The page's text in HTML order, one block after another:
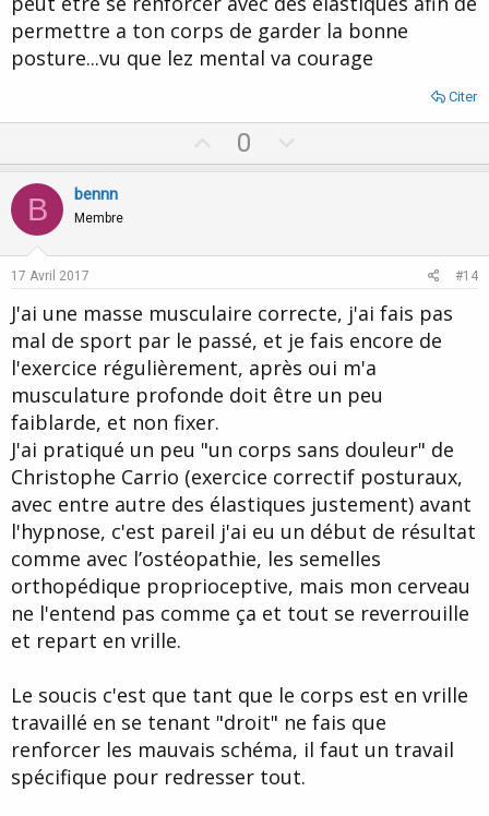
permettre a ton corps de garder la bonne
posture...vu que lez mental va courage
Citer
p
0
o
e
B bennn
Membre
17 Avril 2017 #14
J'ai une masse musculaire correcte, j'ai fais pas
mal de sport par le passé, et je fais encore de
l'exercice régulièrement, après oui m'a
musculature profonde doit être un peu
faiblarde, et non fixer.
J'ai pratiqué un peu "un corps sans douleur" de
Christophe Carrio (exercice correctif posturaux,
avec entre autre des élastiques justement) avant
l'hypnose, c'est pareil j'ai eu un début de résultat
comme avec l’ostéopathie, les semelles
orthopédique proprioceptive, mais mon cerveau
ne l'entend pas comme ça et tout se reverrouille
et repart en vrille.
Le soucis c'est que tant que le corps est en vrille
travaillé en se tenant "droit" ne fais que
renforcer les mauvais schéma, il faut un travail
spécifique pour redresser tout.